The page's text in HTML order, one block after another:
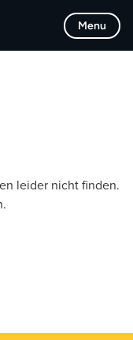
Menu
leider nicht finden.